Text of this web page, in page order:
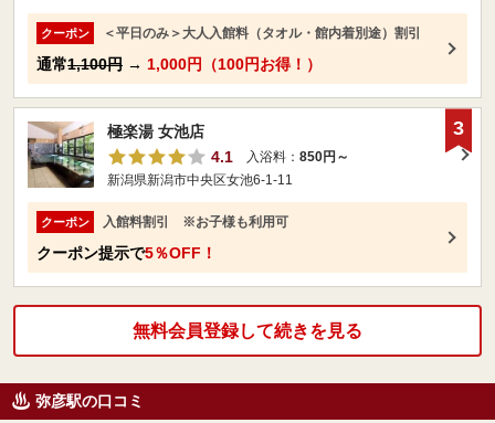
クーポン ＜平日のみ＞大人入館料（タオル・館内着別途）割引
通常1,100円 → 1,000円（100円お得！）
極楽湯 女池店
4.1
入浴料： 850円～
新潟県新潟市中央区女池6-1-11
クーポン 入館料割引 ※お子様も利用可
クーポン提示で5％OFF！
3
無料会員登録して続きを見る
弥彦駅の口コミ